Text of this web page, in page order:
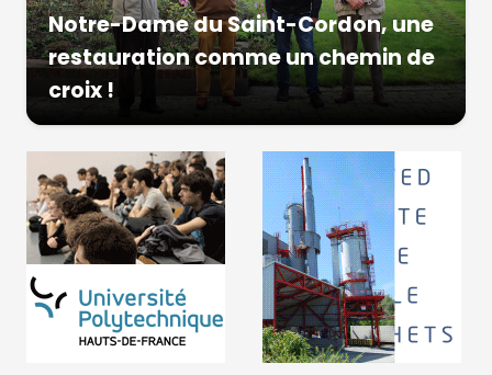
Notre-Dame du Saint-Cordon, une
restauration comme un chemin de
croix !